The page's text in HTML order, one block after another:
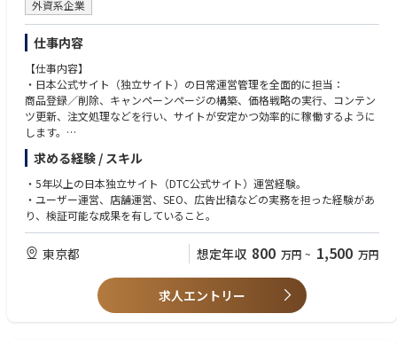
【求める人物像】
・ミッション・ビジョン・バリューに共感できる方
・チーム内、チームを横断してチームワークを発揮できる人
・データに基づきロジックを組み立てて綿密な戦略を描き、実行すること
ができる行動力の高い方
・社内外問わず人を巻き込み、動かすことが得意な方
・前例にとらわれず常に最適な手法を検討できる、柔軟な発想力を持って
いる方
外資系企業
仕事内容
【仕事内容】
・日本公式サイト（独立サイト）の日常運営管理を全面的に担当：
商品登録／削除、キャンペーンページの構築、価格戦略の実行、コンテン
ツ更新、注文処理などを行い、サイトが安定かつ効率的に稼働するように
します。
・公式サイトの全プロセスにおけるデータ監視・モデル構築へ深く参画：
流入→カート投入（加購）→決済→リピート購入までの仕組みを対象と
し、公式サイトのGMV、転換率（CVR）、客単価などの主要指標について
責任を負います。
・公式サイトのユーザー運営および会員制度を継続的に最適化：
の策定などを行います。
・SEO体制の最適化に参画：
キーワード戦略、サイト内最適化、コンテンツマーケティング（ブログ／
SNS連携／インフルエンサー流入）を含みます。
・日本市場の主要な広告チャネルに関する出稿および最適化に参画しま
求める経験 / スキル
・5年以上の日本独立サイト（DTC公式サイト）運営経験。
・ユーザー運営、店舗運営、SEO、広告出稿などの実務を担った経験があ
り、検証可能な成果を有していること。
東京都 想定年収 800 万円 ~ 1,500 万円
求人エントリー